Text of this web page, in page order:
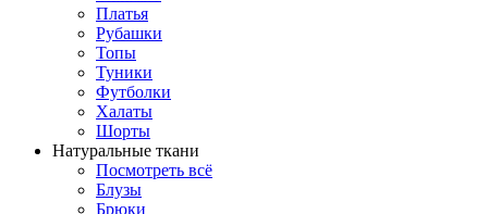
Платья
Рубашки
Топы
Туники
Футболки
Халаты
Шорты
Натуральные ткани
Посмотреть всё
Блузы
Брюки